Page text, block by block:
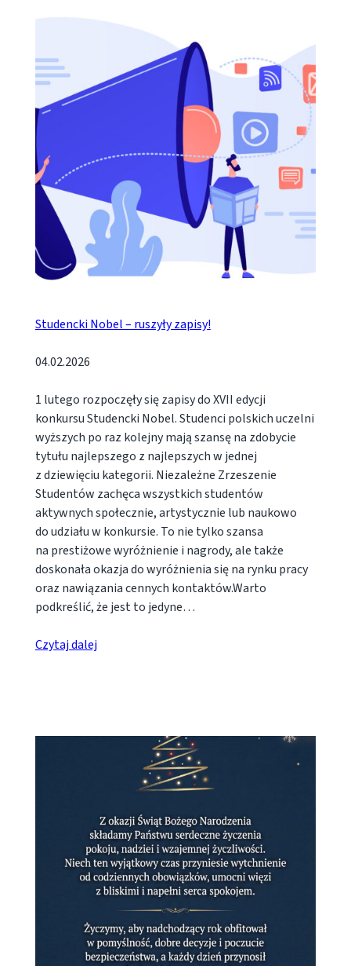
Studencki Nobel – ruszyły zapisy!
04.02.2026
1 lutego rozpoczęły się zapisy do XVII edycji
konkursu Studencki Nobel. Studenci polskich uczelni
wyższych po raz kolejny mają szansę na zdobycie
tytułu najlepszego z najlepszych w jednej
z dziewięciu kategorii. Niezależne Zrzeszenie
Studentów zachęca wszystkich studentów
aktywnych społecznie, artystycznie lub naukowo
do udziału w konkursie. To nie tylko szansa
na prestiżowe wyróżnienie i nagrody, ale także
doskonała okazja do wyróżnienia się na rynku pracy
oraz nawiązania cennych kontaktów.Warto
podkreślić, że jest to jedyne…
Czytaj dalej